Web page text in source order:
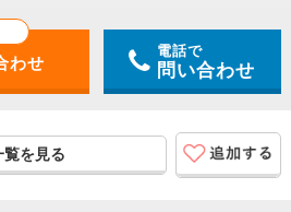
電話で
問い合わせ
覧を見る